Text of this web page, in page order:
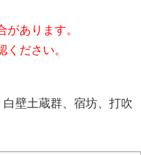
あります。
ださい。
壁土蔵群、宿坊、打吹